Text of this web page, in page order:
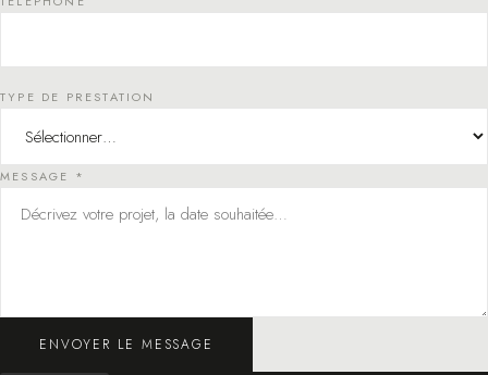
TYPE DE PRESTATION
MESSAGE *
ENVOYER LE MESSAGE